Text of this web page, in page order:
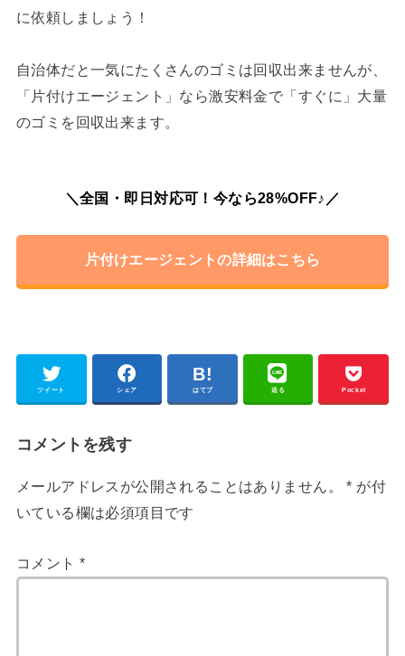
に依頼しましょう！
自治体だと一気にたくさんのゴミは回収出来ませんが、
「片付けエージェント」なら激安料金で「すぐに」大量
のゴミを回収出来ます。
＼全国・即日対応可！今なら28%OFF♪／
片付けエージェントの詳細はこちら
ツイート シェア はてブ 送る Pocket
コメントを残す
メールアドレスが公開されることはありません。 * が付
いている欄は必須項目です
コメント *